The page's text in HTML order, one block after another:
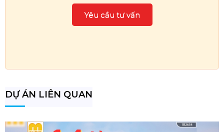
DỰ ÁN LIÊN QUAN